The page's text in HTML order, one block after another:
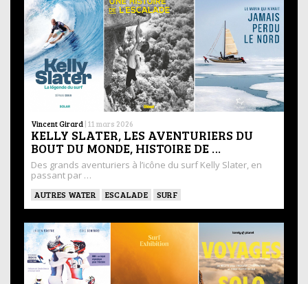
Vincent Girard | 11 mars 2026
KELLY SLATER, LES AVENTURIERS DU
BOUT DU MONDE, HISTOIRE DE …
Des grands aventuriers à l’icône du surf Kelly Slater, en
passant par …
AUTRES WATER ESCALADE SURF